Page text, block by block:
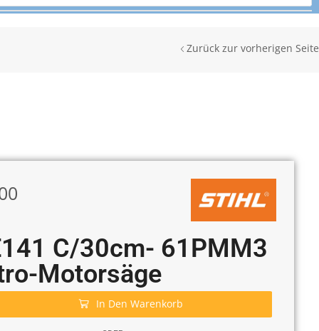
Zurück zur vorherigen Seite
C/30cm- 61PMM3
Motorsäge
In Den Warenkorb